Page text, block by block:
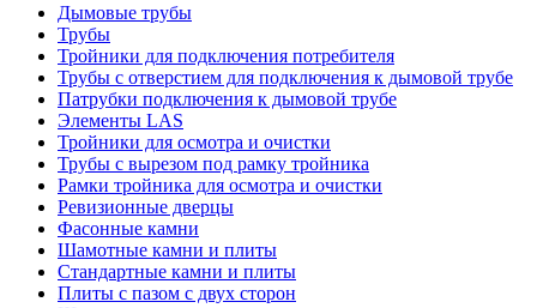
Дымовые трубы
Трубы
Тройники для подключения потребителя
Трубы с отверстием для подключения к дымовой трубе
Патрубки подключения к дымовой трубе
Элементы LAS
Тройники для осмотра и очистки
Трубы с вырезом под рамку тройника
Рамки тройника для осмотра и очистки
Ревизионные дверцы
Фасонные камни
Шамотные камни и плиты
Стандартные камни и плиты
Плиты с пазом с двух сторон